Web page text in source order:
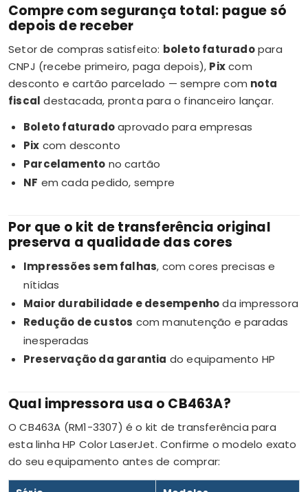
Compre com segurança total: pague só
depois de receber
Setor de compras satisfeito: boleto faturadopara
CNPJ (recebe primeiro, paga depois), Pixcom
desconto e cartão parcelado — sempre com nota
fiscal destacada, pronta para o financeiro lançar.
Boleto faturadoaprovado para empresas
Pix com desconto
Parcelamento no cartão
NF em cada pedido, sempre
Por que o kit de transferência original
preserva a qualidade das cores
Impressões sem falhas, com cores precisas e
nítidas
Maior durabilidade e desempenhoda impressora
Redução de custos com manutenção e paradas
inesperadas
Preservação da garantia do equipamento HP
Qual impressora usa o CB463A?
O CB463A (RM1-3307) é o kit de transferência para
esta linha HP Color LaserJet. Confirme o modelo exato
do seu equipamento antes de comprar: